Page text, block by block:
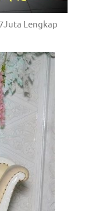
Lengkap